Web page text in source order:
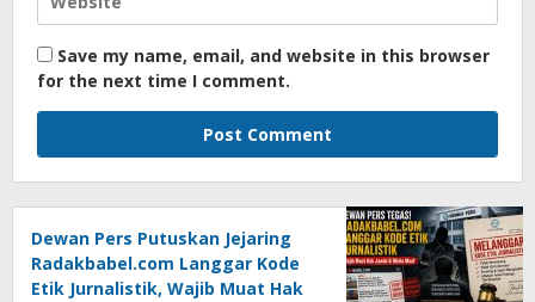
Save my name, email, and website in this browser
for the next time I comment.
Dewan Pers Putuskan Jejaring
Radakbabel.com Langgar Kode
Etik Jurnalistik, Wajib Muat Hak